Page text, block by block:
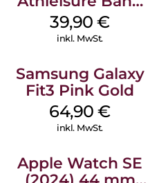
M/L Galaxy
Watch7 Silver
39,90€
inkl. MwSt.
Samsung Galaxy
Fit3 Pink Gold
64,90€
inkl. MwSt.
Apple Watch SE